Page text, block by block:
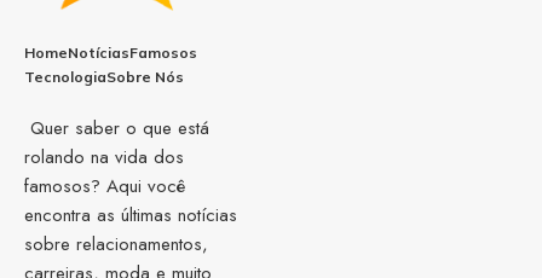
HomeNotíciasFamosos
TecnologiaSobre Nós
Quer saber o que está
rolando na vida dos
famosos? Aqui você
encontra as últimas notícias
sobre relacionamentos,